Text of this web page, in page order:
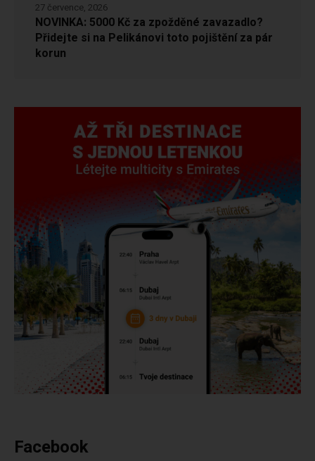
NOVINKA: 5000 Kč za zpožděné zavazadlo?
Přidejte si na Pelikánovi toto pojištění za pár
korun
27 července, 2026
Facebook